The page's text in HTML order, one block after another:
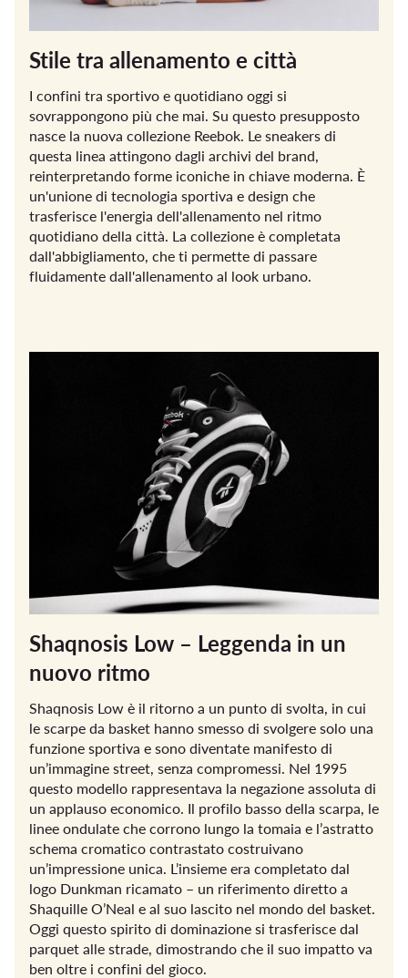
Stile tra allenamento e città
I confini tra sportivo e quotidiano oggi si
sovrappongono più che mai. Su questo presupposto
nasce la nuova collezione Reebok. Le sneakers di
questa linea attingono dagli archivi del brand,
reinterpretando forme iconiche in chiave moderna. È
un'unione di tecnologia sportiva e design che
trasferisce l'energia dell'allenamento nel ritmo
quotidiano della città. La collezione è completata
dall'abbigliamento, che ti permette di passare
fluidamente dall'allenamento al look urbano.
Shaqnosis Low – Leggenda in un
nuovo ritmo
Shaqnosis Low è il ritorno a un punto di svolta, in cui
le scarpe da basket hanno smesso di svolgere solo una
funzione sportiva e sono diventate manifesto di
un’immagine street, senza compromessi. Nel 1995
questo modello rappresentava la negazione assoluta di
un applauso economico. Il profilo basso della scarpa, le
linee ondulate che corrono lungo la tomaia e l’astratto
schema cromatico contrastato costruivano
un’impressione unica. L’insieme era completato dal
logo Dunkman ricamato – un riferimento diretto a
Shaquille O’Neal e al suo lascito nel mondo del basket.
Oggi questo spirito di dominazione si trasferisce dal
parquet alle strade, dimostrando che il suo impatto va
ben oltre i confini del gioco.